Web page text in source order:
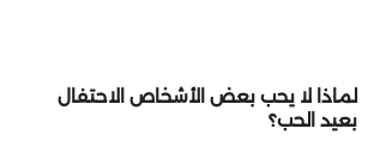
لماذا لا يحب بعض الأشخاص الاحتفال
بعيد الحب؟